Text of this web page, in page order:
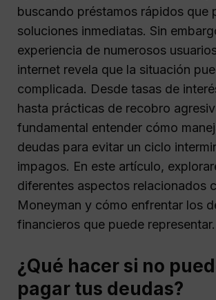
buscando préstamos rápidos que
soluciones inmediatas. Sin
experiencia de numerosos
internet revela que la situación
complicada. Desde tasas de
hasta prácticas de recobro
fundamental entender cómo
deudas para evitar un ciclo
impagos. En este artículo,
diferentes aspectos relacionados
Moneyman y cómo enfrentar los
financieros que puede representar.
¿Qué hacer si no
pagar tus deudas?